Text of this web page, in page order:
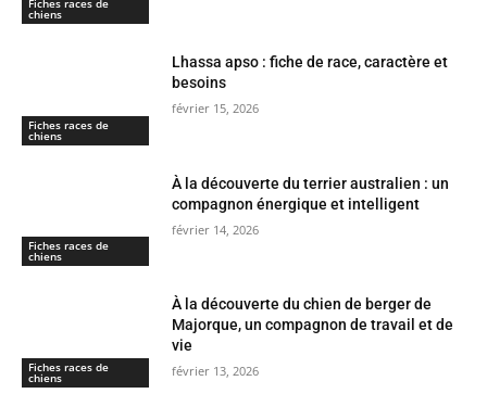
Fiches races de
chiens
Fiches races de
chiens
Lhassa apso : fiche de race, caractère et
besoins
février 15, 2026
Fiches races de
chiens
À la découverte du terrier australien : un
compagnon énergique et intelligent
février 14, 2026
Fiches races de
chiens
À la découverte du chien de berger de
Majorque, un compagnon de travail et de
vie
février 13, 2026